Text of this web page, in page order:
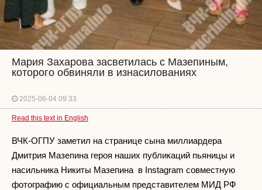
Мария Захарова засветилась с Мазепиным,
которого обвиняли в изнасилованиях
2025-06-04 09:33
Read this text in English
ВЧК-ОГПУ заметил на странице сына миллиардера
Дмитрия Мазепина героя наших публикаций пьяницы и
насильника Никиты Мазепина в Instagram совместную
фотографию с официальным представителем МИД РФ